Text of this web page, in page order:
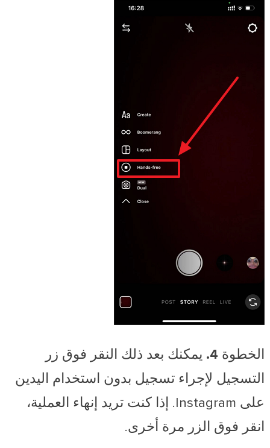
الخطوة 4.
يمكنك بعد ذلك النقر فوق زر
التسجيل لإجراء تسجيل بدون استخدام اليدين
على Instagram. إذا كنت تريد إنهاء العملية،
انقر فوق الزر مرة أخرى.